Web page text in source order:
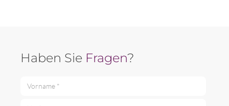
Haben Sie Fragen?